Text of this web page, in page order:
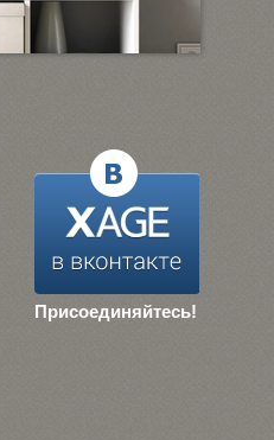
Присоединяйтесь!